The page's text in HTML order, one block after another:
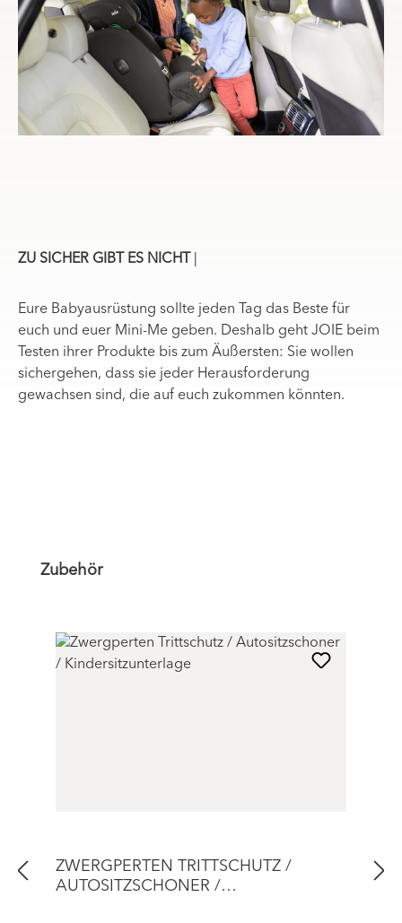
ZU SICHER GIBT ES NICHT
Eure Babyausrüstung sollte jeden Tag das Beste für
euch und euer Mini-Me geben. Deshalb geht JOIE beim
Testen ihrer Produkte bis zum Äußersten: Sie wollen
sichergehen, dass sie jeder Herausforderung
gewachsen sind, die auf euch zukommen könnten.
Produktgalerie überspringen
Zubehör
ZWERGPERTEN TRITTSCHUTZ /
AUTOSITZSCHONER /